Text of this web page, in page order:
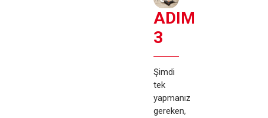
ADIM
3
Şimdi
tek
yapmanız
gereken,